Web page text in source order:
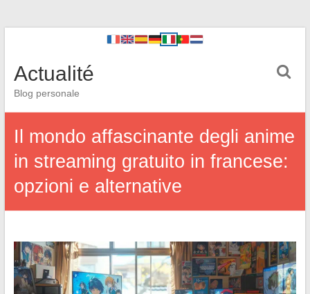
Actualité
Blog personale
Il mondo affascinante degli anime
in streaming gratuito in francese:
opzioni e alternative